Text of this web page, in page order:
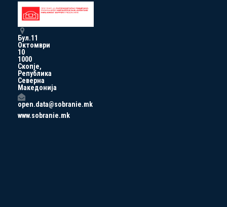
Бул.11
Октомври
10
1000
Скопје,
Република
Северна
Македонија
open.data@sobranie.mk
www.sobranie.mk